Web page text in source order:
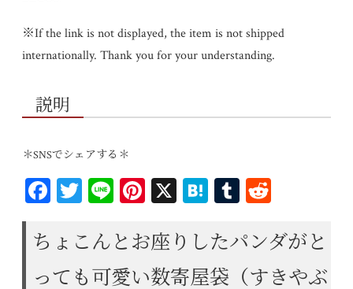
※If the link is not displayed, the item is not shipped
internationally. Thank you for your understanding.
説明
＊SNSでシェアする＊
Fa
bo
ok
T
tt
er
Li Pi
er
es
X H
en
a
T
m
bl
di
t
ちょこんとお座りしたパンダがと
っても可愛い数寄屋袋（すきやぶ